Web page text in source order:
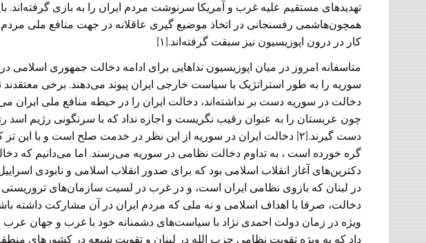
تهدید‌های مستقیم علیه غرب و آمریکا سرنوشت مردم ایران را به بازی گرفته‌اند.
همچون‌هاشمی رفسنجانی در اتخاذ موضیع گیری عاقلانه در جهت منافع ملی‌
کار در درون اپوزیسیون نیز سبقت گرفته‌اند.[۱]
متاسفانه امروز در میان اپوزیسیون نداهایی برای ادامه دخالت جمهوری
سوریه را به طور استراتژیک با سیاست خارجی ایران پیوند می‌دهند. برخی‌ معتقدند
دخالت در سوریه دست بر نداشته‌اند، دخالت ایران را در حیطه منافع ملی‌ ایران
چون عربستان را به عنوان رقیب نگریست و اجازه نداد که با سرنگونی رژیم اسد
دست گیرند.[۲] دخالت ایران در سوریه از این نظر در خدمت صلح است و با
گره خورده است ، به تداوم دخالت نظامی در سوریه می‌رسند. اما می‌دانیم که
دکترین‌های آغاز انقلاب اسلامی بود که برای صدور انقلاب اسلامی و نابودی
در لبنان که بازوی نظامی ایران است، و در غرب در لسیت سازمان‌های تروریستی
دخالت، صرفا با اهداف اسلامی و نه ملی که مردم ایران در آن مشارکت داشته
ویژه در زمان دولت احمدی نژاد با سیاست‌های دشمنانه خود با غرب و جهان
داد که به ویژه تقویت نظامی حزب الله در لبنان و تقویت شیعه در کشور‌های